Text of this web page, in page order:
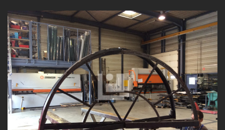
FABRICATION MÉTALLIQUE
NOSRÉALISATIONS
NOSRÉFÉRENCES
ACTUALITÉS/ PRESSE
CONTACT